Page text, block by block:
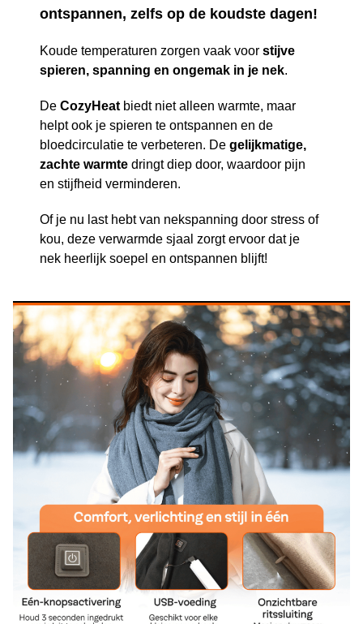
ontspannen, zelfs op de koudste dagen!
Koude temperaturen zorgen vaak voorstijve
spieren, spanning en ongemak in je nek.
DeCozyHeat biedt niet alleen warmte, maar
helpt ook je spieren te ontspannen en de
bloedcirculatie te verbeteren. Degelijkmatige,
zachte warmte dringt diep door, waardoor pijn
en stijfheid verminderen.
Of je nu last hebt van nekspanning door stress of
kou, deze verwarmde sjaal zorgt ervoor dat je
nek heerlijk soepel en ontspannen blijft!